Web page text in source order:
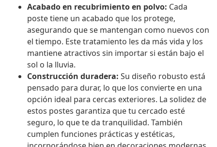
Acabado en recubrimiento en polvo: Cada
poste tiene un acabado que los protege,
asegurando que se mantengan como nuevos con
el tiempo. Este tratamiento les da más vida y los
mantiene atractivos sin importar si están bajo el
sol o la lluvia.
Construcción duradera: Su diseño robusto está
pensado para durar, lo que los convierte en una
opción ideal para cercas exteriores. La solidez de
estos postes garantiza que tu cercado esté
seguro, lo que te da tranquilidad. También
cumplen funciones prácticas y estéticas,